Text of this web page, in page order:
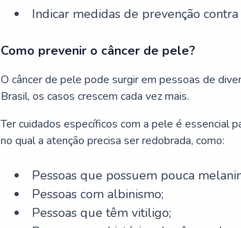
Indicar medidas de prevenção
Como prevenir o câncer de pele?
O câncer de pele pode surgir em pessoas de
Brasil, os casos crescem cada vez mais.
Ter cuidados específicos com a pele é essencial
no qual a atenção precisa ser redobrada, como:
Pessoas que possuem pouca
Pessoas com albinismo;
Pessoas que têm vitiligo;